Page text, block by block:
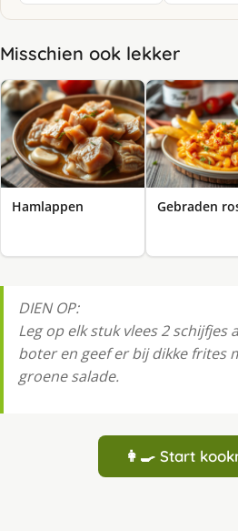
Misschien ook lekker
Hamlappen Gebraden
DIEN OP:
Leg op elk stuk vlees 2 schijfjes
boter en geef er bij dikke frites
groene salade.
👩‍🍳 Start